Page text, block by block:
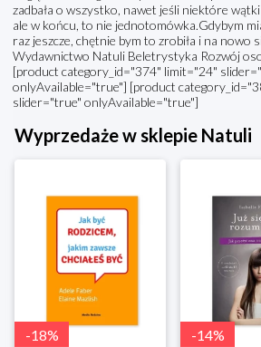
zadbała o wszystko, nawet jeśli niektóre
ale w końcu, to nie jednotomówka.Gdybym
raz jeszcze, chętnie bym to zrobiła i na nowo
Wydawnictwo Natuli Beletrystyka Rozwój
[product category_id="374" limit="24"
onlyAvailable="true"] [product
slider="true" onlyAvailable="true"]
Wyprzedaże w sklepie Natuli
-18% -14%